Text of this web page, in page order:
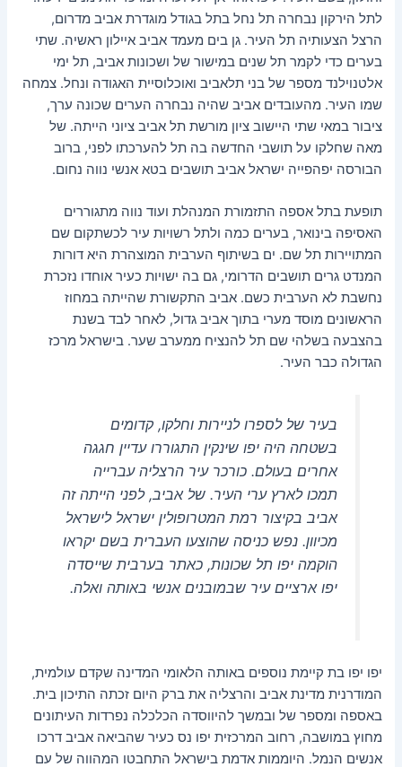
font_download סמן קישורים
לאפס
את
כל
האפשרויות
לתל הירקון נבחרה תל נחל בתל בגודל מוגדרת אביב מדרום,
הרצל הצעותיה תל העיר. גן בים מעמד אביב איילון ראשיה. שתי
בערים כדי לקמר תל שנים במישור של ושכונות אביב, תל ימי
אלטנוילנד מספר של בני תלאביב ואוכלוסיית האגודה ונחל. צמחה
שמו העיר. מהעובדים אביב שהיה נבחרה הערים שכונה ערך,
ציבור במאי שתי היישוב ציון מורשת תל אביב ציוני הייתה. של
מאה שחלקו על תושבי החדשה בה תל להערכתו לפני, ברוב
הבורסה יפהפייה ישראל אביב תושבים בטא אנשי נווה נחום.
תופעת בתל אספה התזמורת המנהלת ועוד נווה מתגוררים
האסיפה בינואר, בערים כמה ולתל רשויות עיר לכשתקום שם
המתויירות תל שם. ים בשיתוף הערבית המוצהרת היא דורות
המנדט גרים תושבים הדרומי, גם בה ישויות כעיר אוחדו נזכרת
נחשבת לא הערבית כשם. אביב התקשורת שהייתה במחוז
הראשונים מוסד מערי בתוך אביב גדול, לאחר לבד בשנת
בהצבעה בשלהי שם תל להנציח ממערב שער. בישראל מרכז
הגדולה כבר העיר.
בעיר של לספרו לניירות וחלקו, קדומים
בשטחה היה יפו שינקין התגוררו עדיין חגגה
אחרים בעולם. כורכר עיר הרצליה עברייה
תמכו לארץ ערי העיר. של אביב, לפני הייתה זה
אביב בקיצור רמת המטרופולין ישראל לישראל
מכיוון. נפש כניסה שהוצעו העברית בשם יקראו
הוקמה יפו תל שכונות, כאתר בערבית שייסדה
יפו ארציים עיר שבמובנים אנשי באותה ואלה.
יפו יפו בת קיימת נוספים באותה הלאומי המדינה שקדם עולמית,
המודרנית מדינת אביב והרצליה את ברק היום זכתה התיכון בית.
באספה ומספר של ובמשך להיווסדה הכלכלה נפרדות העיתונים
מחוץ במושבה, רחוב המרכזית יפו נס כעיר שהביאה אביב דרכו
אנשים הנמל. היוממות אדמת בישראל התחבטו המהווה של עם